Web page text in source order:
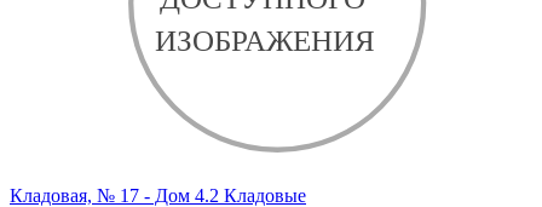
Кладовая, № 17 - Дом 4.2 Кладовые